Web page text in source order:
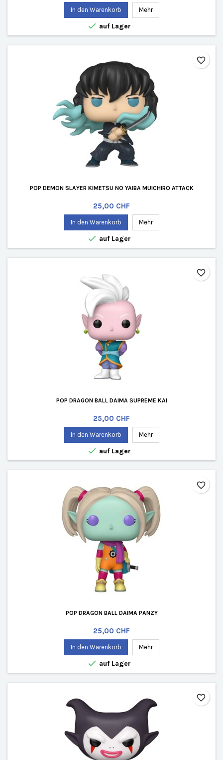
In den Warenkorb Mehr
 auf Lager
POP DEMON SLAYER KIMETSU NO YAIBA MUICHIRO ATTACK
Preis
25,00 CHF
In den Warenkorb Mehr
 auf Lager
favorite_border
POP DRAGON BALL DAIMA SUPREME KAI
Preis
25,00 CHF
In den Warenkorb Mehr
 auf Lager
favorite_border
POP DRAGON BALL DAIMA PANZY
Preis
25,00 CHF
In den Warenkorb Mehr
 auf Lager
favorite_border
favorite_border